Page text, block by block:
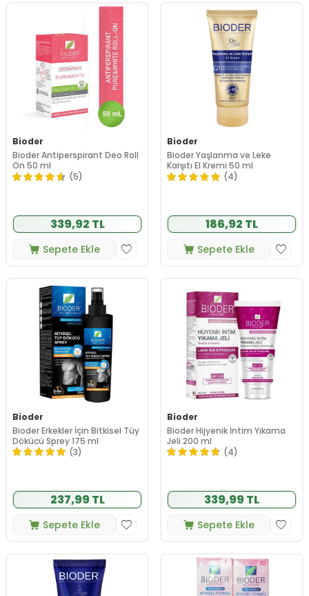
Bioder
Bioder Antiperspirant Deo Roll
On 50 ml
(5)
339,92 TL
Sepete Ekle
Bioder
Bioder Yaşlanma ve Leke
Karşıtı El Kremi 50 ml
(4)
186,92 TL
Sepete Ekle
Bioder
Bioder Erkekler İçin Bitkisel Tüy
Dökücü Sprey 175 ml
(3)
237,99 TL
Sepete Ekle
Bioder
Bioder Hijyenik İntim Yıkama
Jeli 200 ml
(4)
339,99 TL
Sepete Ekle